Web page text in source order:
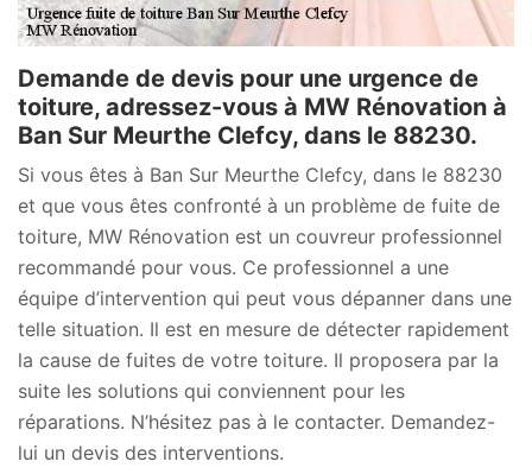
Demande de devis pour une urgence de
toiture, adressez-vous à MW Rénovation à
Ban Sur Meurthe Clefcy, dans le 88230.
Si vous êtes à Ban Sur Meurthe Clefcy, dans le 88230
et que vous êtes confronté à un problème de fuite de
toiture, MW Rénovation est un couvreur professionnel
recommandé pour vous. Ce professionnel a une
équipe d’intervention qui peut vous dépanner dans une
telle situation. Il est en mesure de détecter rapidement
la cause de fuites de votre toiture. Il proposera par la
suite les solutions qui conviennent pour les
réparations. N’hésitez pas à le contacter. Demandez-
lui un devis des interventions.